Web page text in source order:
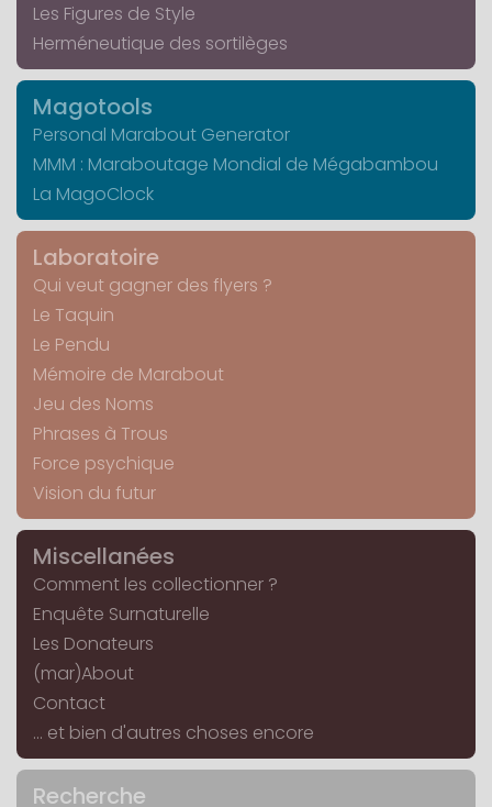
Les Figures de Style
Herméneutique des sortilèges
Magotools
Personal Marabout Generator
MMM : Maraboutage Mondial de Mégabambou
La MagoClock
Laboratoire
Qui veut gagner des flyers ?
Le Taquin
Le Pendu
Mémoire de Marabout
Jeu des Noms
Phrases à Trous
Force psychique
Vision du futur
Miscellanées
Comment les collectionner ?
Enquête Surnaturelle
Les Donateurs
(mar)About
Contact
... et bien d'autres choses encore
Recherche